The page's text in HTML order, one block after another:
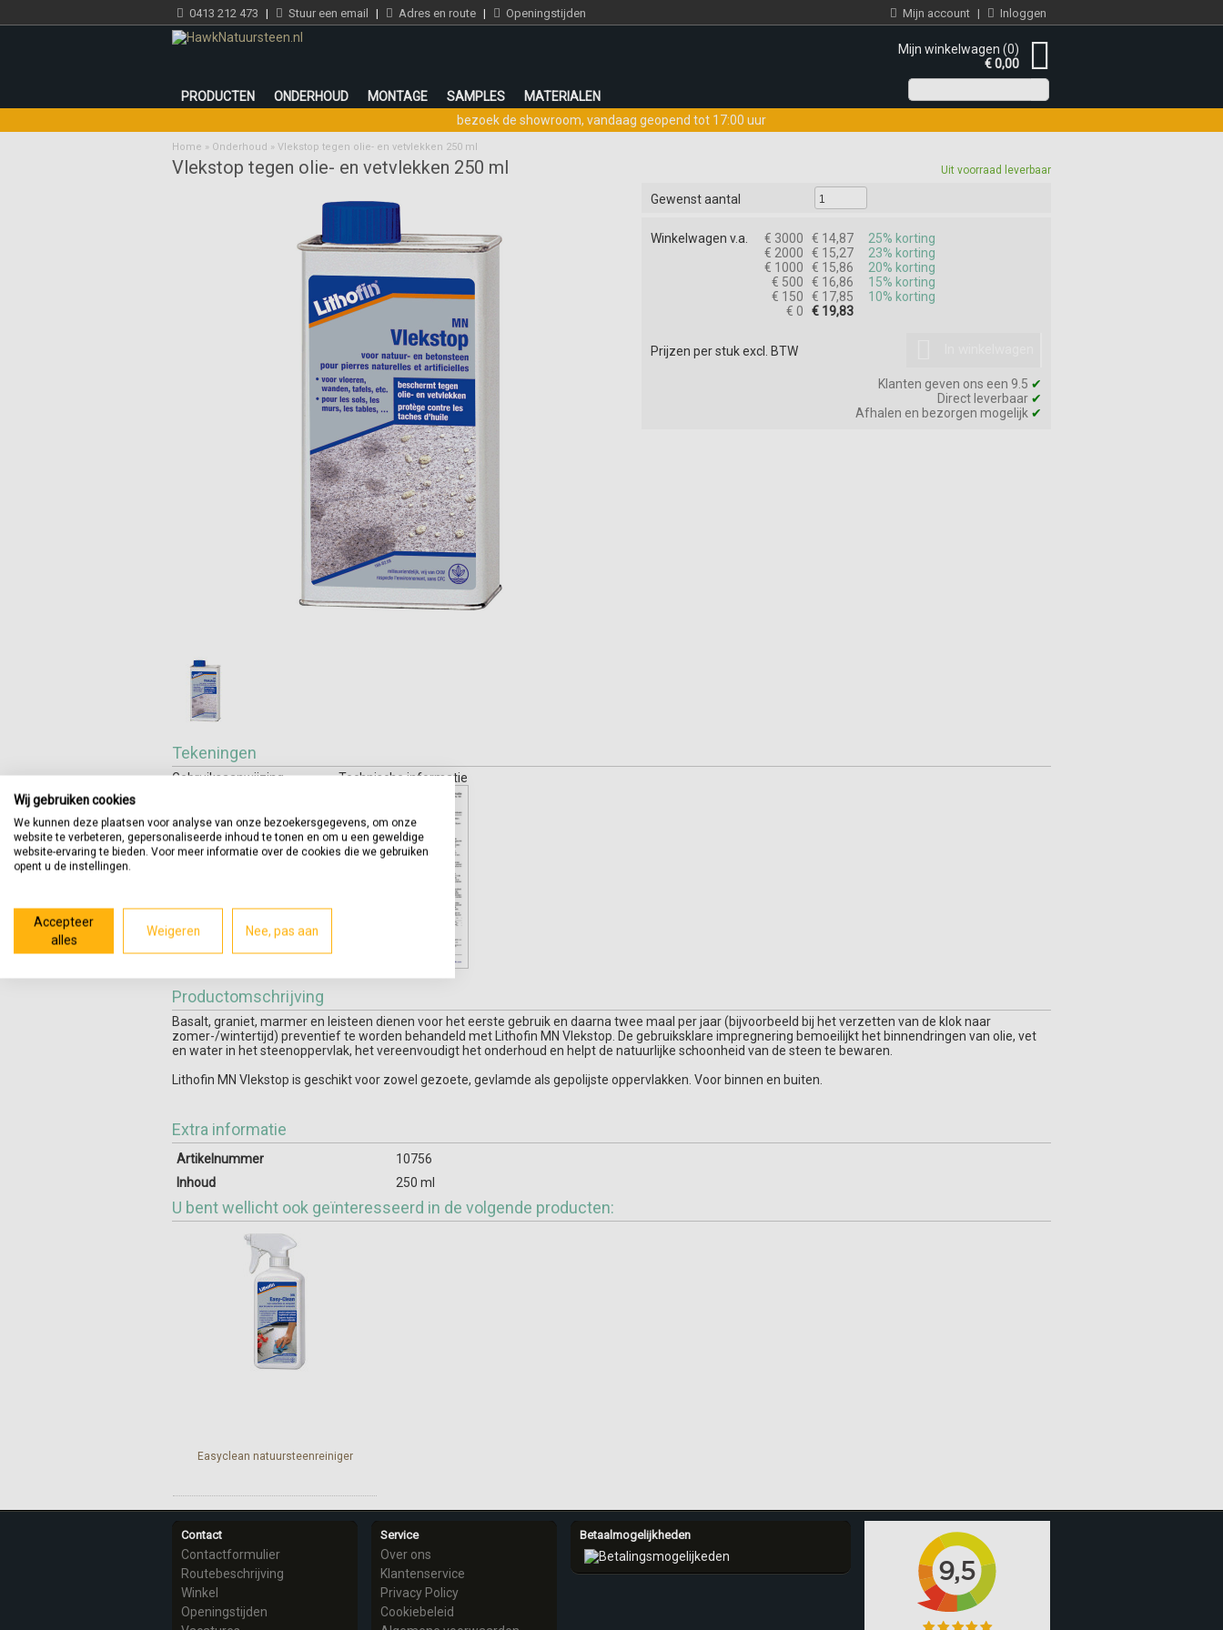
0413 212 473 | Stuur een email | Adres en route | Openingstijden Mijn account | Inloggen
Mijn winkelwagen (0)
€ 0,00
PRODUCTEN ONDERHOUD MONTAGE SAMPLES
MATERIALEN
bezoek de showroom, vandaag geopend tot 17:00 uur
Home » Onderhoud » Vlekstop tegen olie- en vetvlekken 250 ml
Uit voorraad leverbaar
Gewenst aantal
Winkelwagen v.a. € 3000 € 14,87
25% korting
€ 2000
€ 15,27
23% korting
€ 1000
€ 15,86
20% korting
€ 500
€ 16,86
15% korting
€ 150
€ 17,85
10% korting
€ 0
€ 19,83
Prijzen per stuk excl. BTW
Klanten geven ons een 9.5 ✔
Direct leverbaar ✔
Afhalen en bezorgen mogelijk ✔
Vlekstop tegen olie- en vetvlekken 250 ml
Tekeningen
Gebruiksaanwijzing Technische informatie
Productomschrijving
Basalt, graniet, marmer en leisteen dienen voor het eerste gebruik en daarna twee maal per jaar (bijvoorbeeld bij het verzetten van de klok naar
zomer-/wintertijd) preventief te worden behandeld met Lithofin MN Vlekstop. De gebruiksklare impregnering bemoeilijkt het binnendringen van olie, vet
en water in het steenoppervlak, het vereenvoudigt het onderhoud en helpt de natuurlijke schoonheid van de steen te bewaren.
Lithofin MN Vlekstop is geschikt voor zowel gezoete, gevlamde als gepolijste oppervlakken. Voor binnen en buiten.
Extra informatie
Artikelnummer
10756
Inhoud
250 ml
U bent wellicht ook geïnteresseerd in de volgende producten:
Easyclean natuursteenreiniger
Contact
Contactformulier
Routebeschrijving
Winkel
Openingstijden
Service
Over ons
Klantenservice
Privacy Policy
Cookiebeleid
Betaalmogelijkheden
Wij gebruiken cookies
We kunnen deze plaatsen voor analyse van onze bezoekersgegevens, om onze
website te verbeteren, gepersonaliseerde inhoud te tonen en om u een geweldige
website-ervaring te bieden. Voor meer informatie over de cookies die we gebruiken
opent u de instellingen.
Accepteer
alles
Weigeren Nee, pas aan